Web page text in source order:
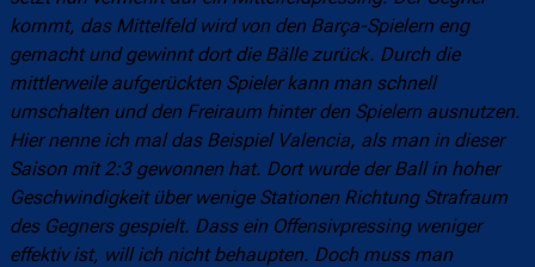
kommt, das Mittelfeld wird von den Barça-Spielern eng
gemacht und gewinnt dort die Bälle zurück. Durch die
mittlerweile aufgerückten Spieler kann man schnell
umschalten und den Freiraum hinter den Spielern ausnutzen.
Hier nenne ich mal das Beispiel Valencia, als man in dieser
Saison mit 2:3 gewonnen hat. Dort wurde der Ball in hoher
Geschwindigkeit über wenige Stationen Richtung Strafraum
des Gegners gespielt. Dass ein Offensivpressing weniger
effektiv ist, will ich nicht behaupten. Doch muss man